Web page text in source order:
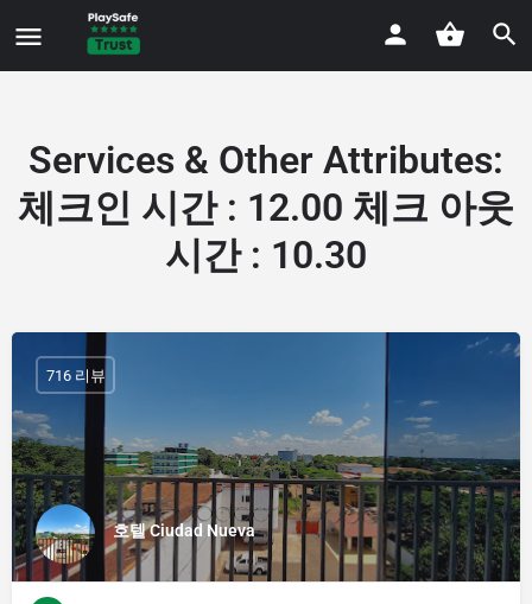
Services & Other Attributes:
체크인 시간 : 12.00 체크 아웃
시간 : 10.30
호텔 Ciudad Nueva
716 리뷰